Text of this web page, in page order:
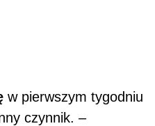
w pierwszym tygodniu
czynnik. –